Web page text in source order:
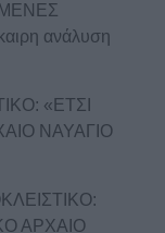
ανάλυση
«ΕΤΣΙ
ΝΑΥΑΓΙΟ
ΑΡΧΑΙΟ